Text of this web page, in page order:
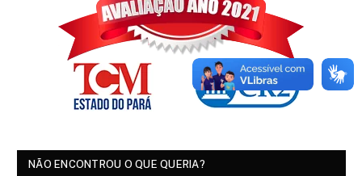
NÃO ENCONTROU O QUE QUERIA?